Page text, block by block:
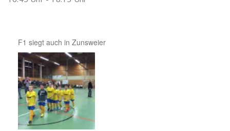
F1 siegt auch in Zunsweier